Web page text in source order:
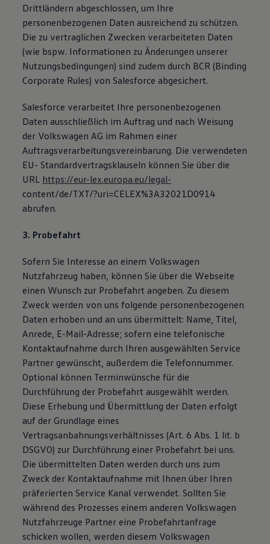
Drittländern abgeschlossen, um Ihre
personenbezogenen Daten ausreichend zu schützen.
Die zu vertraglichen Zwecken verarbeiteten Daten
(wie bspw. Informationen zu Änderungen unserer
Nutzungsbedingungen) sind zudem durch BCR (Binding
Corporate Rules) von Salesforce abgesichert.
Salesforce verarbeitet Ihre personenbezogenen
Daten ausschließlich im Auftrag und nach Weisung
der Volkswagen AG im Rahmen einer
Auftragsverarbeitungsvereinbarung. Die verwendeten
EU- Standardvertragsklauseln können Sie über die
URL https://eur-lex.europa.eu/legal-
content/de/TXT/?uri=CELEX%3A32021D0914
abrufen.
3. Probefahrt
Sofern Sie Interesse an einem Volkswagen
Nutzfahrzeug haben, können Sie über die Webseite
einen Wunsch zur Probefahrt angeben. Zu diesem
Zweck werden von uns folgende personenbezogenen
Daten erhoben und an uns übermittelt: Name, Titel,
Anrede, E-Mail-Adresse; sofern eine telefonische
Kontaktaufnahme durch Ihren ausgewählten Service
Partner gewünscht, außerdem die Telefonnummer.
Optional können Terminwünsche für die
Durchführung der Probefahrt ausgewählt werden.
Diese Erhebung und Übermittlung der Daten erfolgt
auf der Grundlage eines
Vertragsanbahnungsverhältnisses (Art. 6 Abs. 1 lit. b
DSGVO) zur Durchführung einer Probefahrt bei uns.
Die übermittelten Daten werden durch uns zum
Zweck der Kontaktaufnahme mit Ihnen über Ihren
präferierten Service Kanal verwendet. Sollten Sie
während des Prozesses einem anderen Volkswagen
Nutzfahrzeuge Partner eine Probefahrtanfrage
schicken wollen, werden diesem Volkswagen